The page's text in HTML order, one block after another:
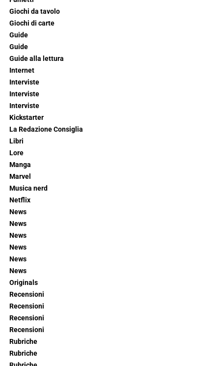
Giochi da tavolo
Giochi di carte
Guide
Guide
Guide alla lettura
Internet
Interviste
Interviste
Interviste
Kickstarter
La Redazione Consiglia
Libri
Lore
Manga
Marvel
Musica nerd
Netflix
News
News
News
News
News
News
Originals
Recensioni
Recensioni
Recensioni
Recensioni
Rubriche
Rubriche